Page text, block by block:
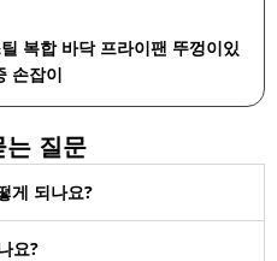
복합 바닥 프라이팬 뚜껑이있
손잡이
는 질문
게 되나요?
요?